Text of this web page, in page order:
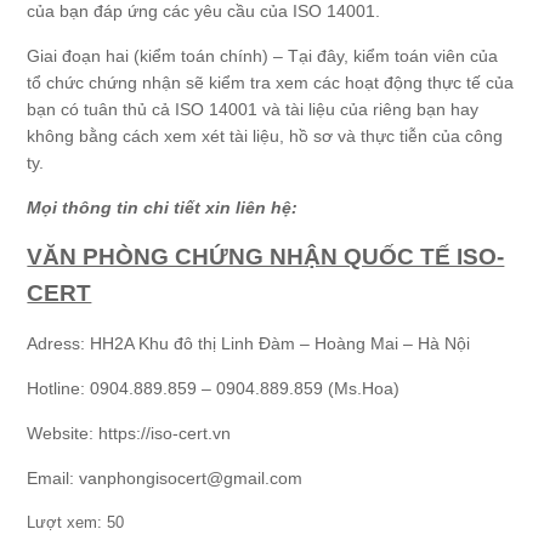
của bạn đáp ứng các yêu cầu của ISO 14001.
Giai đoạn hai (kiểm toán chính) – Tại đây, kiểm toán viên của
tổ chức chứng nhận sẽ kiểm tra xem các hoạt động thực tế của
bạn có tuân thủ cả ISO 14001 và tài liệu của riêng bạn hay
không bằng cách xem xét tài liệu, hồ sơ và thực tiễn của công
ty.
Mọi thông tin chi tiết xin liên hệ:
VĂN PHÒNG CHỨNG NHẬN QUỐC TẾ ISO-
CERT
Adress: HH2A Khu đô thị Linh Đàm – Hoàng Mai – Hà Nội
Hotline: 0904.889.859 – 0904.889.859 (Ms.Hoa)
Website: https://iso-cert.vn
Email: vanphongisocert@gmail.com
Lượt xem: 50